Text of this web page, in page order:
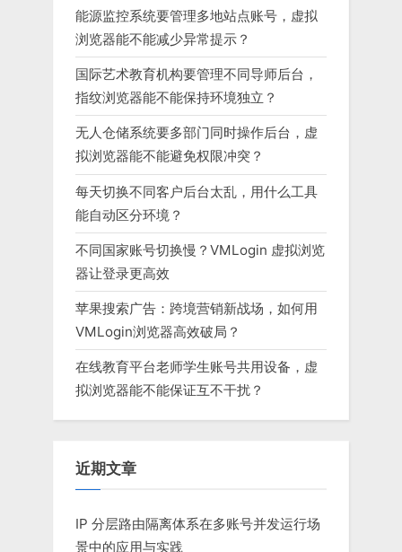
能源监控系统要管理多地站点账号，虚拟
浏览器能不能减少异常提示？
国际艺术教育机构要管理不同导师后台，
指纹浏览器能不能保持环境独立？
无人仓储系统要多部门同时操作后台，虚
拟浏览器能不能避免权限冲突？
每天切换不同客户后台太乱，用什么工具
能自动区分环境？
不同国家账号切换慢？VMLogin 虚拟浏览
器让登录更高效
苹果搜索广告：跨境营销新战场，如何用
VMLogin浏览器高效破局？
在线教育平台老师学生账号共用设备，虚
拟浏览器能不能保证互不干扰？
近期文章
IP 分层路由隔离体系在多账号并发运行场
景中的应用与实践